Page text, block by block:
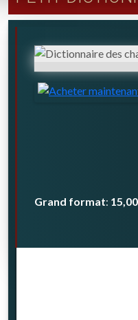
Grand format: